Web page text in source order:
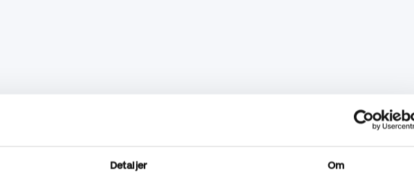
Detaljer Om